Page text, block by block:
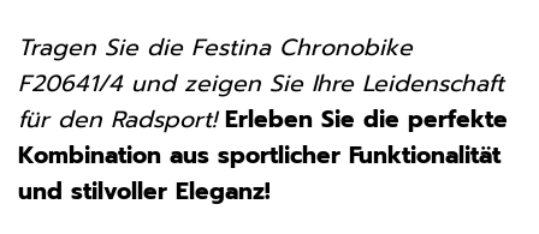
Tragen Sie die Festina Chronobike
F20641/4 und zeigen Sie Ihre Leidenschaft
für den Radsport! Erleben Sie die perfekte
Kombination aus sportlicher Funktionalität
und stilvoller Eleganz!